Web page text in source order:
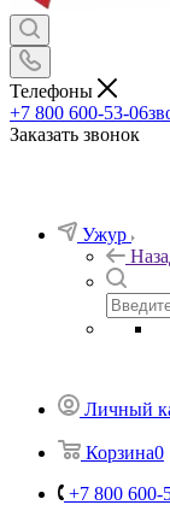
Телефоны
+7 800 600-53-06
Заказать звонок
Ужур
Личный
Корзина0
+7 800 600-